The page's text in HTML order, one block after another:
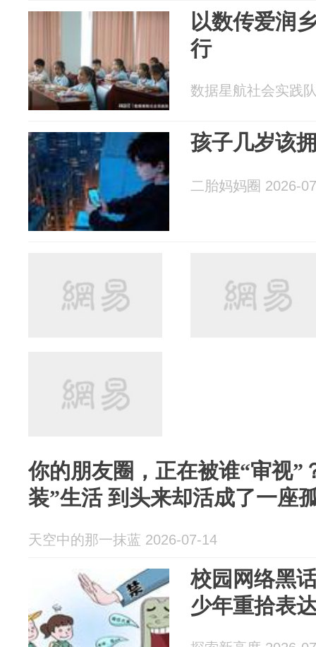
以数传爱润
行
数据星航社会实践
孩子几岁该
二胎妈妈圈 2026-
你的朋友圈，正在被谁“审视”
装”生活 到头来却活成了一座
天空中的那一抹蓝 2026-07-14
校园网络黑
少年重拾表